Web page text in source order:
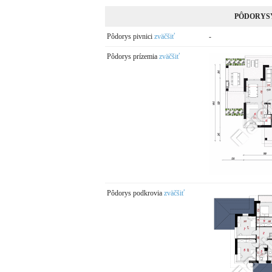
Pôdorys pivnici zväčšiť -
Pôdorys prízemia zväčšiť
Pôdorys podkrovia zväčšiť